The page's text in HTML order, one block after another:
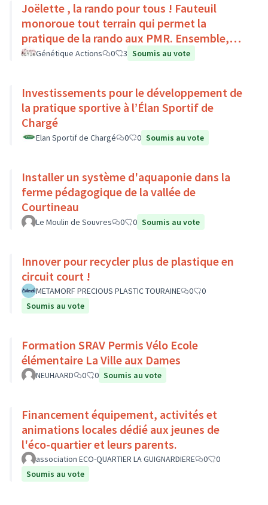
Joëlette , la rando pour tous ! Fauteuil
monoroue tout terrain qui permet la
pratique de la rando aux PMR. Ensemble,
faisons du sport :)
Génétique Actions 0 3 Soumis au vote
Investissements pour le développement de
la pratique sportive à l’Élan Sportif de
Chargé
Elan Sportif de Chargé 0 0 Soumis au vote
Installer un système d'aquaponie dans la
ferme pédagogique de la vallée de
Courtineau
Le Moulin de Souvres 0 0 Soumis au vote
Innover pour recycler plus de plastique en
circuit court !
METAMORF PRECIOUS PLASTIC TOURAINE 0
0
Soumis au vote
Formation SRAV Permis Vélo Ecole
élémentaire La Ville aux Dames
NEUHAARD 0 0 Soumis au vote
Financement équipement, activités et
animations locales dédié aux jeunes de
l'éco-quartier et leurs parents.
association ECO-QUARTIER LA GUIGNARDIERE 0
0
Soumis au vote